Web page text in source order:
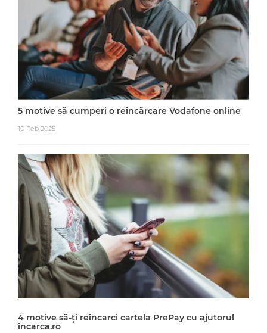
5 motive să cumperi o reîncărcare Vodafone online
10 Feb 2025
4 motive să-ți reîncarci cartela PrePay cu ajutorul
incarca.ro